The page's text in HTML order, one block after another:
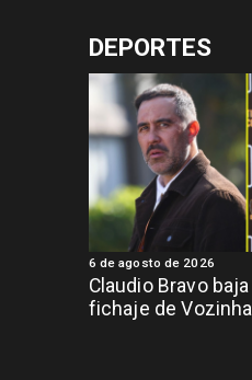
DEPORTES
Claudio Bravo
fichaje de Vozinha
6 de agosto de 2026